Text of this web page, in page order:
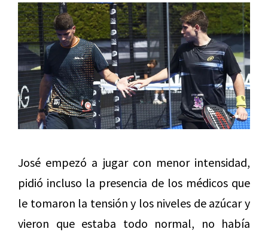
José empezó a jugar con menor intensidad,
pidió incluso la presencia de los médicos que
le tomaron la tensión y los niveles de azúcar y
vieron que estaba todo normal, no había